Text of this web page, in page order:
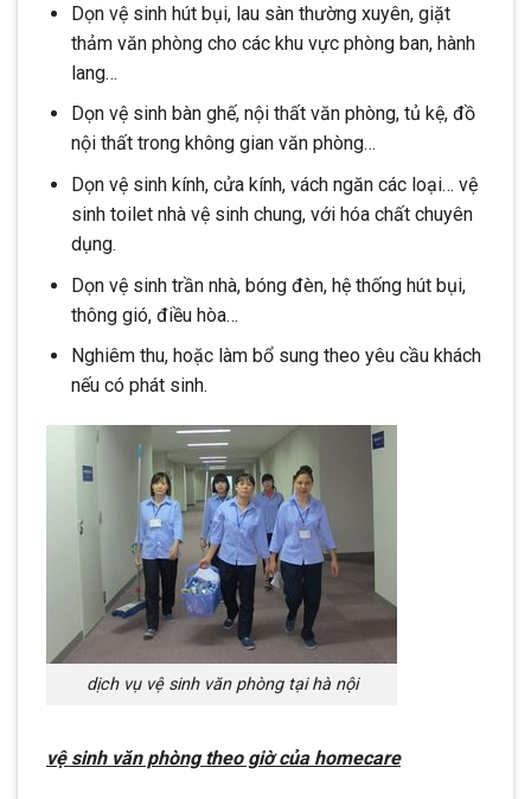
Dọn vệ sinh hút bụi, lau sàn thường xuyên, giặt
thảm văn phòng cho các khu vực phòng ban, hành
lang…
Dọn vệ sinh bàn ghế, nội thất văn phòng, tủ kệ, đồ
nội thất trong không gian văn phòng…
Dọn vệ sinh kính, cửa kính, vách ngăn các loại… vệ
sinh toilet nhà vệ sinh chung, với hóa chất chuyên
dụng.
Dọn vệ sinh trần nhà, bóng đèn, hệ thống hút bụi,
thông gió, điều hòa…
Nghiêm thu, hoặc làm bổ sung theo yêu cầu khách
nếu có phát sinh.
dịch vụ vệ sinh văn phòng tại hà nội
vệ sinh văn phòng theo giờ của homecare